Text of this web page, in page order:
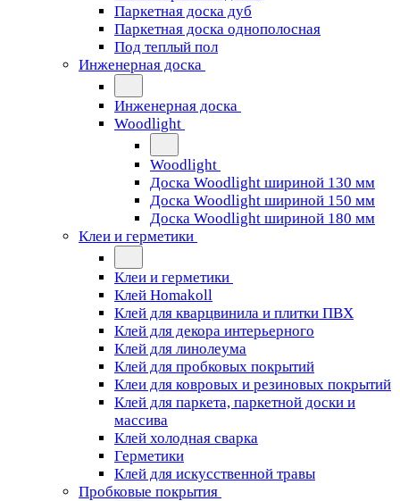
Паркетная доска дуб
Паркетная доска однополосная
Под теплый пол
Инженерная доска
Инженерная доска
Woodlight
Woodlight
Доска Woodlight шириной 130 мм
Доска Woodlight шириной 150 мм
Доска Woodlight шириной 180 мм
Клеи и герметики
Клеи и герметики
Клей Homakoll
Клей для кварцвинила и плитки ПВХ
Клей для декора интерьерного
Клей для линолеума
Клей для пробковых покрытий
Клеи для ковровых и резиновых покрытий
Клей для паркета, паркетной доски и
массива
Клей холодная сварка
Герметики
Клей для искусственной травы
Пробковые покрытия